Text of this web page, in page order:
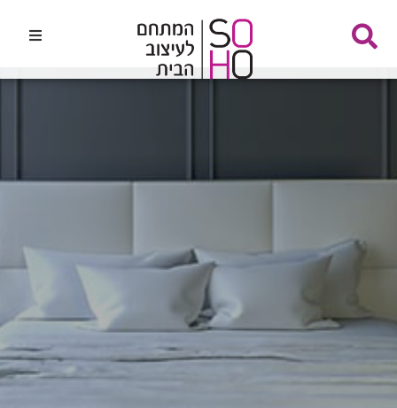
דף הבית
אדריכלים ומעצבים
מבצעים והטבות
צור קשר